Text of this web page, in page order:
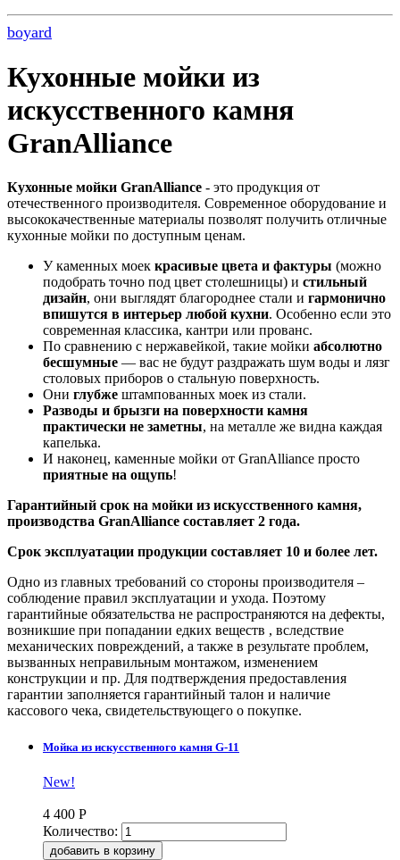
boyard
Кухонные мойки из
искусственного камня
GranAlliance
Кухонные мойки GranAlliance - это продукция от
отечественного производителя. Современное оборудование и
высококачественные материалы позволят получить отличные
кухонные мойки по доступным ценам.
У каменных моек красивые цвета и фактуры (можно
подобрать точно под цвет столешницы) и стильный
дизайн, они выглядят благороднее стали и гармонично
впишутся в интерьер любой кухни. Особенно если это
современная классика, кантри или прованс.
По сравнению с нержавейкой, такие мойки абсолютно
бесшумные — вас не будут раздражать шум воды и лязг
столовых приборов о стальную поверхность.
Они глубже штампованных моек из стали.
Разводы и брызги на поверхности камня
практически не заметны, на металле же видна каждая
капелька.
И наконец, каменные мойки от GranAlliance просто
приятные на ощупь!
Гарантийный срок на мойки из искусственного камня,
производства GranAlliance составляет 2 года.
Срок эксплуатации продукции составляет 10 и более лет.
Одно из главных требований со стороны производителя –
соблюдение правил эксплуатации и ухода. Поэтому
гарантийные обязательства не распространяются на дефекты,
возникшие при попадании едких веществ , вследствие
механических повреждений, а также в результате проблем,
вызванных неправильным монтажом, изменением
конструкции и пр. Для подтверждения предоставления
гарантии заполняется гарантийный талон и наличие
кассового чека, свидетельствующего о покупке.
Мойка из искусственного камня G-11
New!
4 400 Р
Количество: